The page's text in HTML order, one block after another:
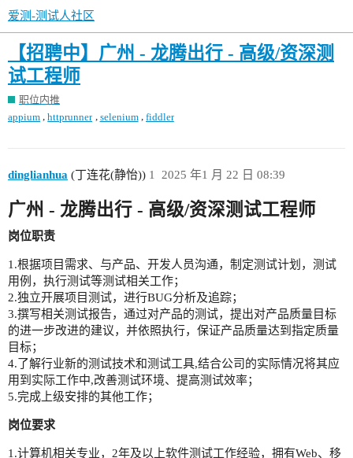
爱测-测试人社区
【招聘中】广州 - 龙腾出行 - 高级/资深测
试工程师
职位内推
appium ,httprunner , selenium , fiddler
dinglianhua (丁连花(静怡)) 2025 年1 月 22 日 08:39
1
广州 - 龙腾出行 - 高级/资深测试工程师
岗位职责
1.根据项目需求、与产品、开发人员沟通，制定测试计划，测试
用例，执行测试等测试相关工作；
2.独立开展项目测试，进行BUG分析及追踪；
3.撰写相关测试报告，通过对产品的测试，提出对产品质量目标
的进一步改进的建议，并依照执行，保证产品质量达到指定质量
目标；
4.了解行业新的测试技术和测试工具,结合公司的实际情况将其应
用到实际工作中,改善测试环境、提高测试效率；
5.完成上级安排的其他工作；
岗位要求
1.计算机相关专业，2年及以上软件测试工作经验，拥有Web、移